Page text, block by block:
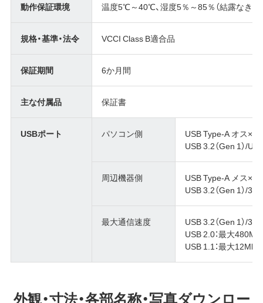
動作保証環境 温度5℃～40℃、湿度5％～85％（結露なきこ
規格・基準・法令 VCCI Class B適合品
保証期間 6か月間
主な付属品 保証書
USBポート パソコン側
USB Type-A オス×1
USB 3.2（Gen 1）/
周辺機器側
USB Type-A メス×3
USB 3.2（Gen 1）/
最大通信速度
USB 3.2（Gen 1）/3.1
USB 2.0：最大
USB 1.1：最大
外観・寸法・各部名称・写真ダウンロー